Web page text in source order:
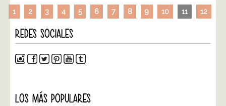
1 2 3 4 5 6 7 8 9 10 11 12
REDES SOCIALES
LOS MÁS POPULARES